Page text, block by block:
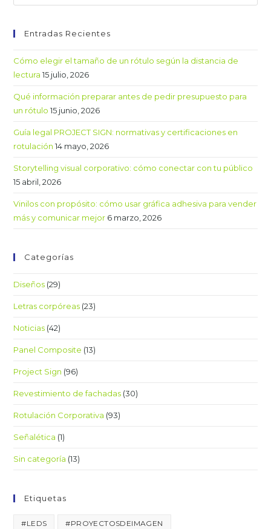
Entradas Recientes
Cómo elegir el tamaño de un rótulo según la distancia de
lectura 15 julio, 2026
Qué información preparar antes de pedir presupuesto para
un rótulo 15 junio, 2026
Guía legal PROJECT SIGN: normativas y certificaciones en
rotulación 14 mayo, 2026
Storytelling visual corporativo: cómo conectar con tu público
15 abril, 2026
Vinilos con propósito: cómo usar gráfica adhesiva para vender
más y comunicar mejor 6 marzo, 2026
Categorías
Diseños (29)
Letras corpóreas (23)
Noticias (42)
Panel Composite (13)
Project Sign (96)
Revestimiento de fachadas (30)
Rotulación Corporativa (93)
Señalética (1)
Sin categoría (13)
Etiquetas
#LEDS #PROYECTOSDEIMAGEN